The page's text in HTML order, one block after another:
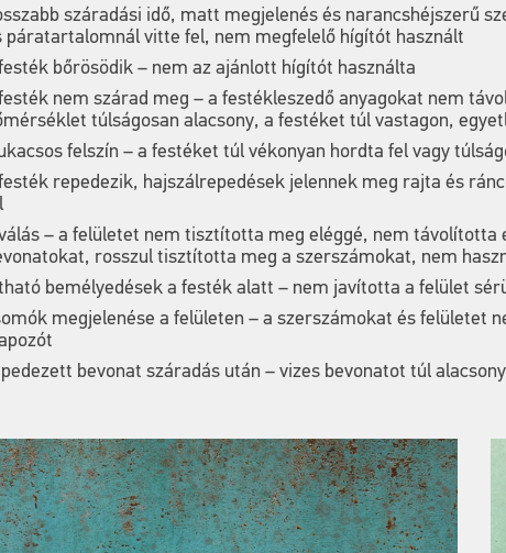
száradási idő, matt megjelenés és narancshéjszerű
páratartalomnál vitte fel, nem megfelelő hígítót használt
bőrösödik – nem az ajánlott hígítót használta
nem szárad meg – a festékleszedő anyagokat nem
túlságosan alacsony, a festéket túl vastagon,
felszín – a festéket túl vékonyan hordta fel vagy
repedezik, hajszálrepedések jelennek meg rajta és
– a felületet nem tisztította meg eléggé, nem távolította
rosszul tisztította meg a szerszámokat, nem
bemélyedések a festék alatt – nem javította a felület
megjelenése a felületen – a szerszámokat és felületet
bevonat száradás után – vizes bevonatot túl